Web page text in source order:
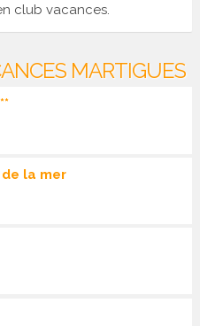
club vacances.
MARTIGUES
la mer